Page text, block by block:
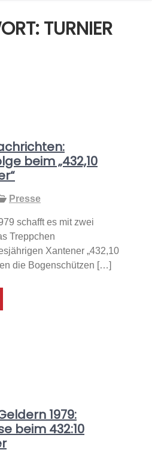
TURNIER
beim „432,10
Presse
schafft es mit zwei
Treppchen
Xantener „432,10
die Bogenschützen […]
1979:
beim 432:10